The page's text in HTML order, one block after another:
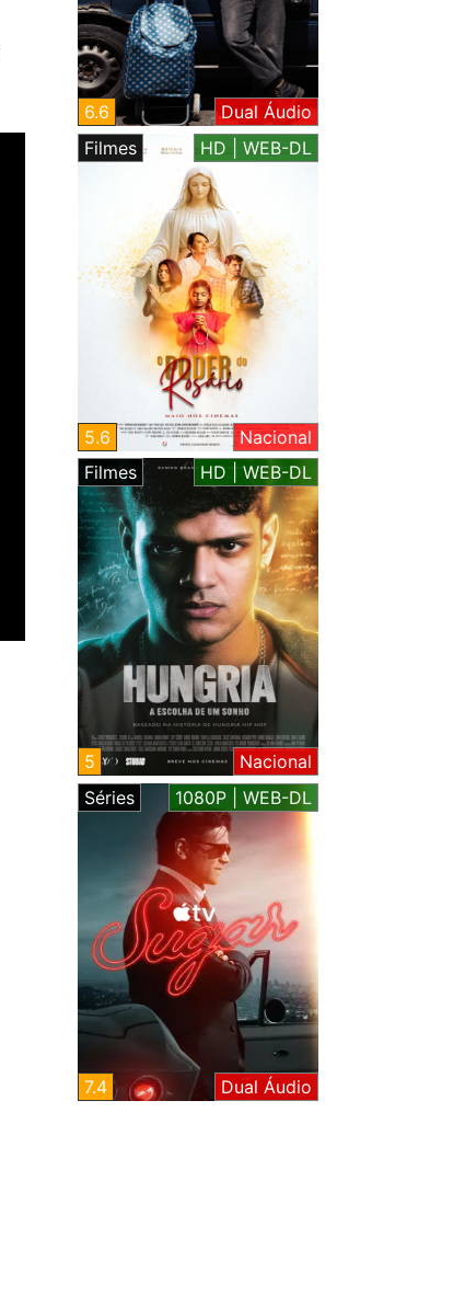
6.6
Dual Áudio
Filmes
HD | WEB-DL
5.6
Nacional
Filmes
HD | WEB-DL
5
Nacional
Séries
1080P | WEB-DL
7.4 Dual Áudio